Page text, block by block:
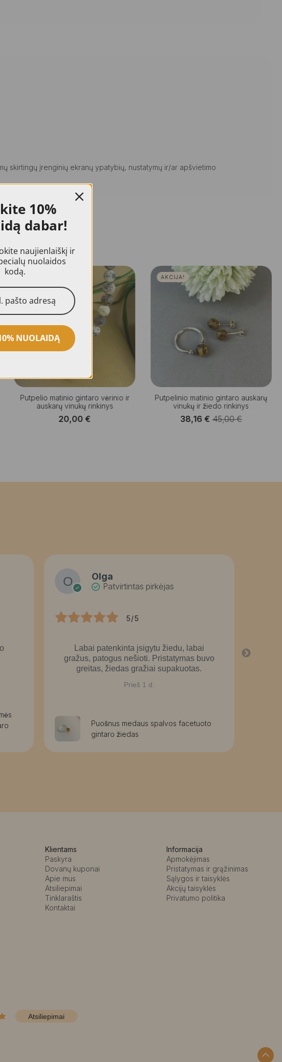
skirtingų įrenginių ekranų ypatybių, nustatymų ir/ar apšvietimo
Putpelio matinio gintaro vėrinio ir
auskarų vinukų rinkinys
20,00€
AKCIJA!
Putpelinio matinio gintaro auskarų
vinukų ir žiedo rinkinys
45,00€
Original
38,16€ Current
Olga
Patvirtintas pirkėjas
5/5
Labai patenkinta įsigytu žiedu, labai
gražus, patogus nešioti. Pristatymas buvo
greitas, žiedas gražiai supakuotas.
Prieš 1 d.
Puošnus medaus spalvos facetuoto
gintaro žiedas
Klientams
Paskyra
Dovanų kuponai
Apie mus
Atsiliepimai
Tinklaraštis
Kontaktai
Informacija
Apmokėjimas
Pristatymas ir grąžinimas
Sąlygos ir taisyklės
Akcijų taisyklės
Privatumo politika
Atsiliepimai
10%
dabar!
naujienlaiškį ir
nuolaidos
kodą.
NUOLAIDĄ